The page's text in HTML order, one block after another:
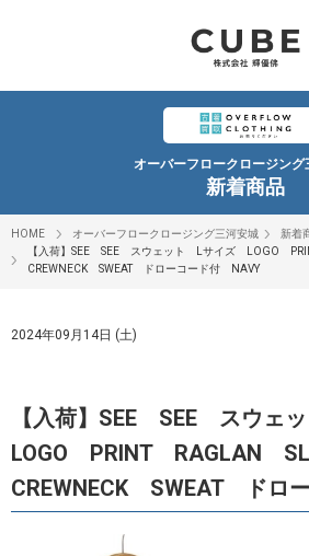
オーバーフロークロージング
新着商品
HOME オーバーフロークロージング三河安城
新着
【入荷】SEE SEE スウェット Lサイズ LOGO
CREWNECK SWEAT ドローコード付 NAVY
2024年09月14日 (土)
【入荷】SEE SEE スウェ
LOGO PRINT RAGLAN
CREWNECK SWEAT ドロ